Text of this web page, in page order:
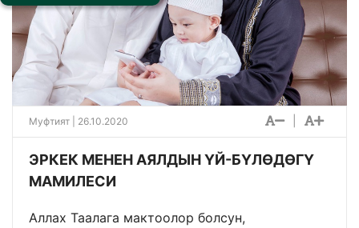
Муфтият | 26.10.2020
ЭРКЕК МЕНЕН АЯЛДЫН ҮЙ-БҮЛӨДӨГҮ
МАМИЛЕСИ
Аллах Таалага мактоолор болсун,